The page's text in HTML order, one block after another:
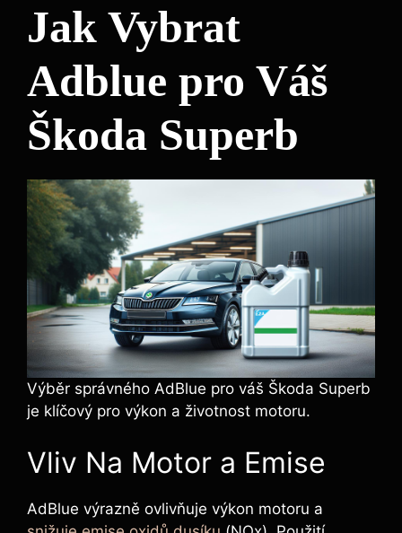
Jak Vybrat
Adblue pro Váš
Škoda Superb
Výběr správného AdBlue pro váš Škoda Superb
je klíčový pro výkon a životnost motoru.
Vliv Na Motor a Emise
AdBlue výrazně ovlivňuje výkon motoru a